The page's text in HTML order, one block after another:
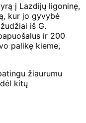
į Lazdijų ligoninę,
kur jo gyvybė
iš G.
ir 200
palikę kieme,
žiaurumu
kitų